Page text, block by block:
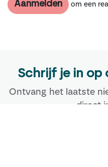
Aanmelden om een
Schrijf je in op
Ontvang het laatste
direct